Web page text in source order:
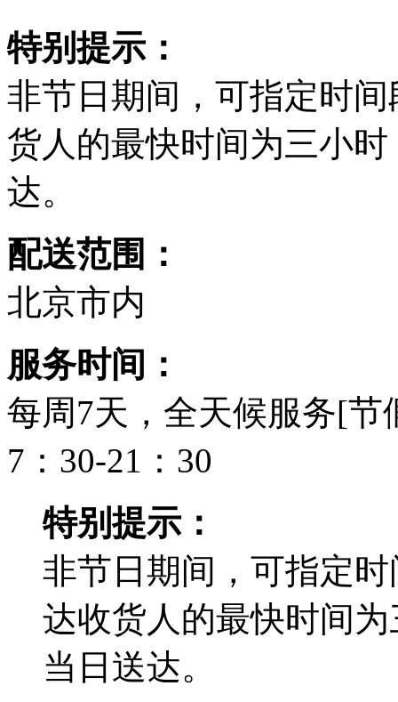
特别提示：
非节日期间，可指定时
货人的最快时间为三小
达。
配送范围：
北京市内
服务时间：
每周7天，全天候服务[
7：30-21：30
特别提示：
非节日期间，可指定
达收货人的最快时间
当日送达。